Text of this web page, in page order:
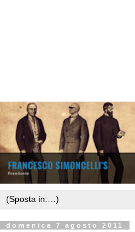
domenica 7 agosto 2011